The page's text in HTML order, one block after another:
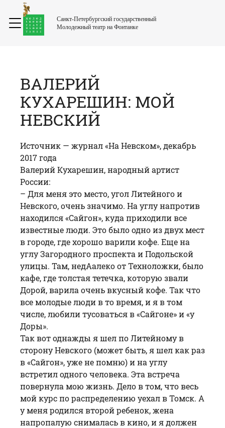
Санкт-Петербургский государственный
Молодежный театр на Фонтанке
ВАЛЕРИЙ
КУХАРЕШИН: МОЙ
НЕВСКИЙ
Источник — журнал «На Невском», декабрь
2017 года
Валерий Кухарешин, народный артист
России:
– Для меня это место, угол Литейного и
Невского, очень значимо. На углу напротив
находился «Сайгон», куда приходили все
известные люди. Это было одно из двух мест
в городе, где хорошо варили кофе. Еще на
углу Загородного проспекта и Подольской
улицы. Там, недAалеко от Техноложки, было
кафе, где толстая тетечка, которую звали
Дорой, варила очень вкусный кофе. Так что
все молодые люди в то время, и я в том
числе, любили тусоваться в «Сайгоне» и «у
Доры».
Так вот однажды я шел по Литейному в
сторону Невского (может быть, я шел как раз
в «Сайгон», уже не помню) и на углу
встретил одного человека. Эта встреча
повернула мою жизнь. Дело в том, что весь
мой курс по распределению уехал в Томск. А
у меня родился второй ребенок, жена
напропалую снималась в кино, и я должен